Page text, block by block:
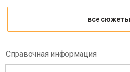
все сюжеты
Справочная информация